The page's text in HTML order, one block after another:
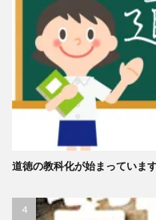
道徳の教科化が始まってい